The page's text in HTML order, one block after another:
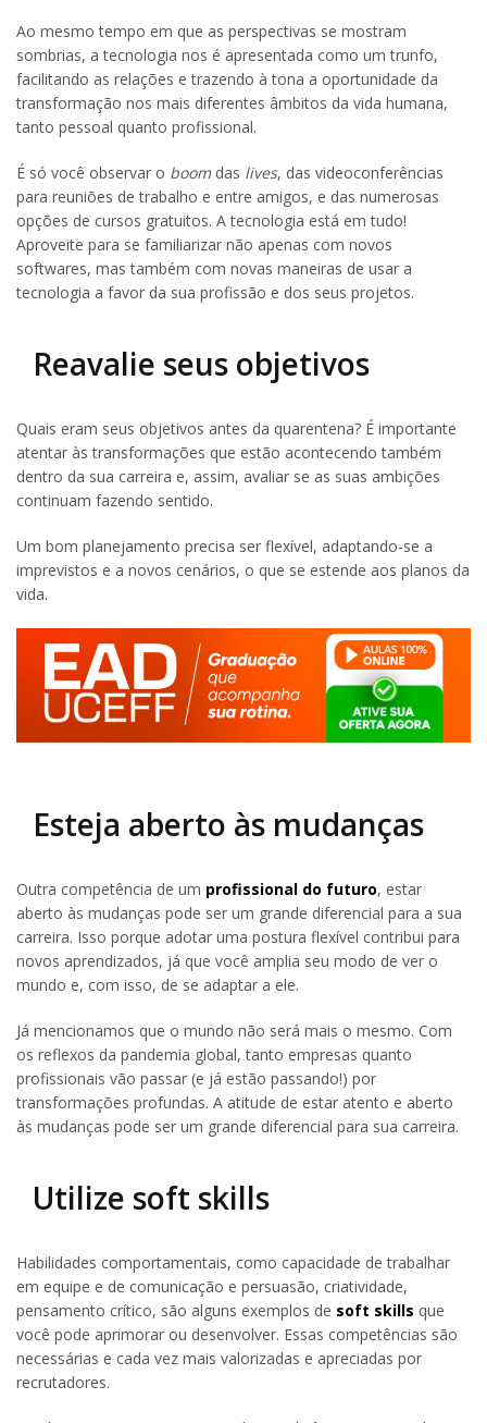
Ao mesmo tempo em que as perspectivas se mostram
sombrias, a tecnologia nos é apresentada como um trunfo,
facilitando as relações e trazendo à tona a oportunidade da
transformação nos mais diferentes âmbitos da vida humana,
tanto pessoal quanto profissional.
É só você observar o boom das lives, das videoconferências
para reuniões de trabalho e entre amigos, e das numerosas
opções de cursos gratuitos. A tecnologia está em tudo!
Aproveite para se familiarizar não apenas com novos
softwares, mas também com novas maneiras de usar a
tecnologia a favor da sua profissão e dos seus projetos.
Reavalie seus objetivos
Quais eram seus objetivos antes da quarentena? É importante
atentar às transformações que estão acontecendo também
dentro da sua carreira e, assim, avaliar se as suas ambições
continuam fazendo sentido.
Um bom planejamento precisa ser flexível, adaptando-se a
imprevistos e a novos cenários, o que se estende aos planos da
vida.
Esteja aberto às mudanças
Outra competência de um profissional do futuro, estar
aberto às mudanças pode ser um grande diferencial para a sua
carreira. Isso porque adotar uma postura flexível contribui para
novos aprendizados, já que você amplia seu modo de ver o
mundo e, com isso, de se adaptar a ele.
Já mencionamos que o mundo não será mais o mesmo. Com
os reflexos da pandemia global, tanto empresas quanto
profissionais vão passar (e já estão passando!) por
transformações profundas. A atitude de estar atento e aberto
às mudanças pode ser um grande diferencial para sua carreira.
Utilize soft skills
Habilidades comportamentais, como capacidade de trabalhar
em equipe e de comunicação e persuasão, criatividade,
pensamento crítico, são alguns exemplos de soft skills que
você pode aprimorar ou desenvolver. Essas competências são
necessárias e cada vez mais valorizadas e apreciadas por
recrutadores.